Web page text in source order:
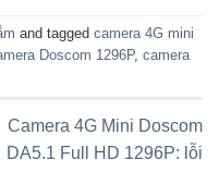
and tagged camera 4G mini
Doscom 1296P, camera
Camera 4G Mini Doscom
DA5.1 Full HD 1296P: lỗi